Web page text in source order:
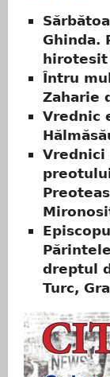
Ghinda.
Întru
Zaharie
Vrednic
Vrednici
dreptul
Turc,